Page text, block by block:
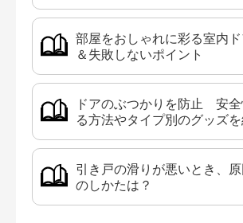
部屋をおしゃれに彩る室内
＆失敗しないポイント
ドアのぶつかりを防止 安
る方法やタイプ別のグッズ
引き戸の滑りが悪いとき、
のしかたは？